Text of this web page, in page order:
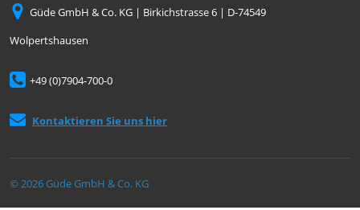
Güde GmbH & Co. KG | Birkichstrasse 6 | D-74549
Wolpertshausen
+49 (0)7904-700-0
Kontaktieren Sie uns hier
© 2026 Güde GmbH & Co. KG